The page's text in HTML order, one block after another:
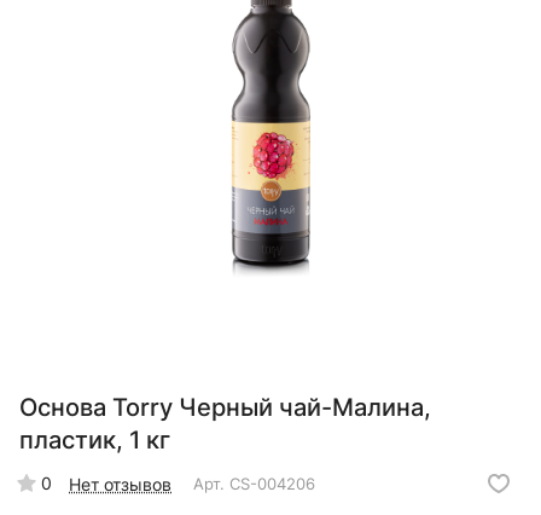
Основа Torry Черный чай-Малина,
пластик, 1 кг
0 Нет отзывов Арт. CS-004206